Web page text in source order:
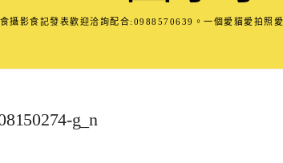
攝影食記發表歡迎洽詢配合:0988570639。一個愛貓愛拍照
g_n